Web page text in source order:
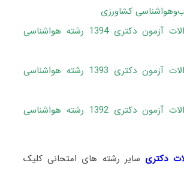
کشاورزی
دانلود سؤالات آزمون دکتری 1394 رشته هواشناسی
دانلود سؤالات آزمون دکتری 1393 رشته هواشناسی
دانلود سؤالات آزمون دکتری 1392 رشته هواشناسی
دکتری سایر رشته های امتحانی کلیک